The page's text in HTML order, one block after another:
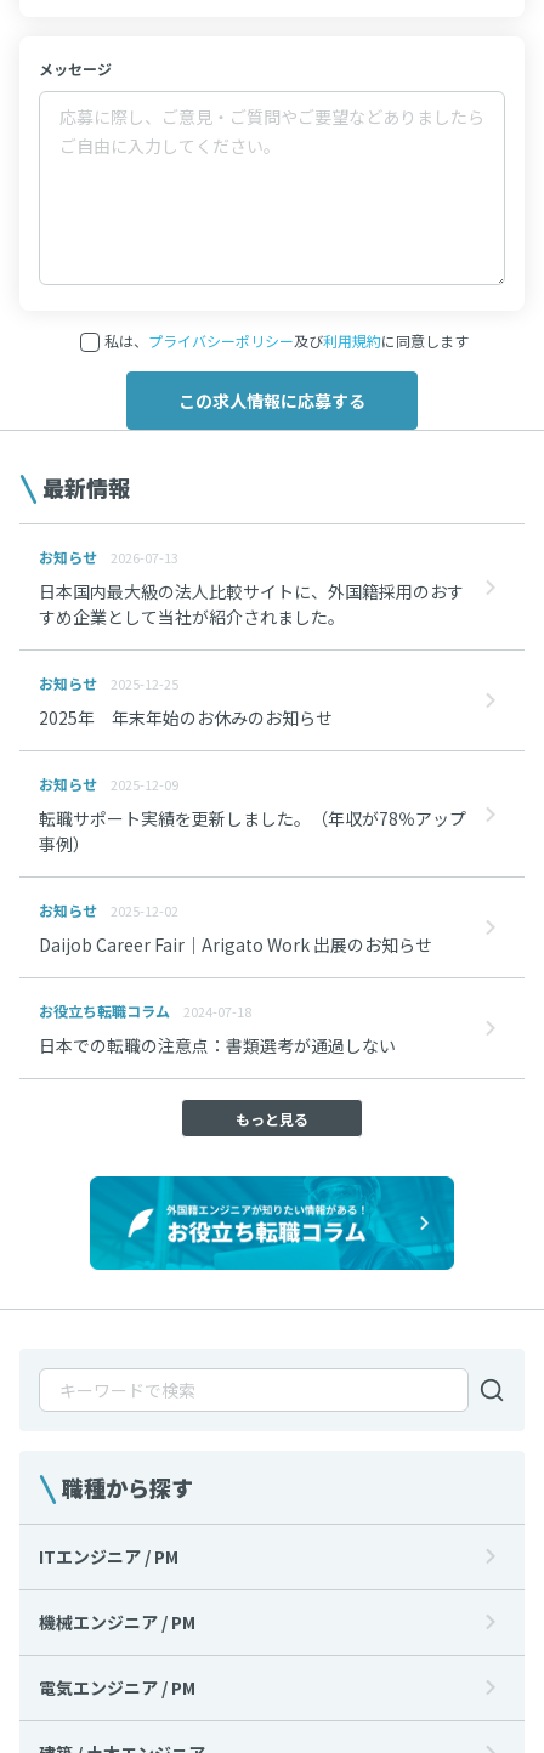
メッセージ
私は、 プライバシーポリシー及び利用規約に同意します
職種から探す
ITエンジニア / PM
機械エンジニア / PM
電気エンジニア / PM
最新情報
お知らせ 2026-07-13
日本国内最大級の法人比較サイトに、外国籍採用のおす
すめ企業として当社が紹介されました。
お知らせ 2025-12-25
2025年 年末年始のお休みのお知らせ
お知らせ 2025-12-09
転職サポート実績を更新しました。（年収が78％アップ
事例）
お知らせ 2025-12-02
Daijob Career Fair｜Arigato Work 出展のお知らせ
お役立ち転職コラム 2024-07-18
日本での転職の注意点：書類選考が通過しない
もっと見る